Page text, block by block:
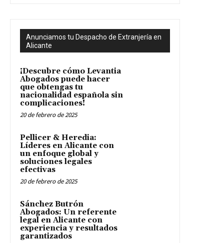
Anunciamos tu Despacho de Extranjería en
Alicante
¡Descubre cómo Levantia
Abogados puede hacer
que obtengas tu
nacionalidad española sin
complicaciones!
20 de febrero de 2025
Pellicer & Heredia:
Líderes en Alicante con
un enfoque global y
soluciones legales
efectivas
20 de febrero de 2025
Sánchez Butrón
Abogados: Un referente
legal en Alicante con
experiencia y resultados
garantizados